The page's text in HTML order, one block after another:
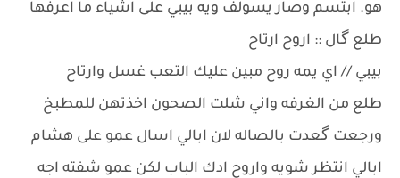
هو. ابتسم وصار يسولف ويه بيبي على اشياء ما اعرفها
طلع گال :: اروح ارتاح
بيبي // اي يمه روح مبين عليك التعب غسل وارتاح
طلع من الغرفه واني شلت الصحون اخذتهن للمطبخ
ورجعت گعدت بالصاله لان ابالي اسال عمو على هشام
ابالي انتظر شويه واروح ادك الباب لكن عمو شفته اجه